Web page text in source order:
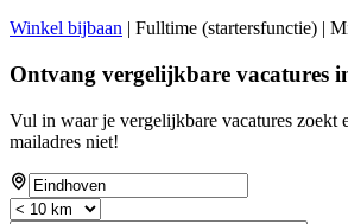
Winkel bijbaan | Fulltime (startersfunctie) |
Ontvang vergelijkbare vacatures
Vul in waar je vergelijkbare vacatures zoekt
mailadres niet!